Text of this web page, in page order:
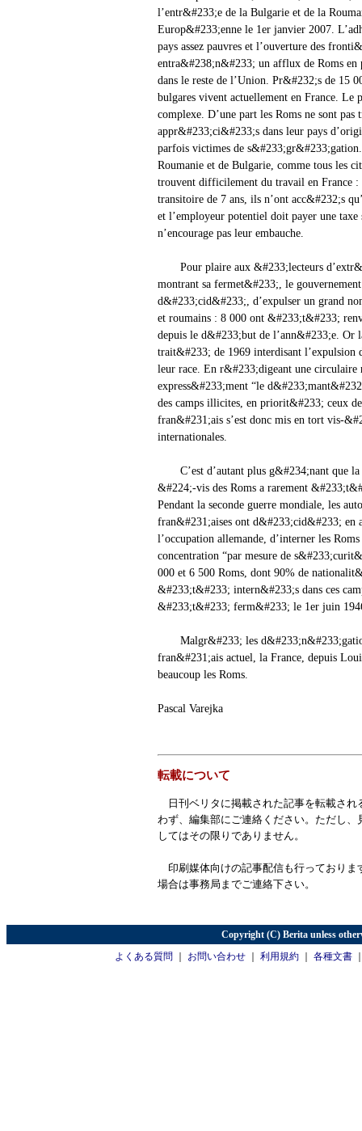
l’entr&#233;e de la Bulgarie et de la
Europ&#233;enne le 1er janvier 2007.
pays assez pauvres et l’ouverture des
entra&#238;n&#233; un afflux de Roms en
dans le reste de l’Union. Pr&#232;s de 15
bulgares vivent actuellement en France. Le
complexe. D’une part les Roms ne sont pas
appr&#233;ci&#233;s dans leur pays
parfois victimes de
Roumanie et de Bulgarie, comme tous les
trouvent difficilement du travail en France :
transitoire de 7 ans, ils n’ont acc&#232;s
et l’employeur potentiel doit payer une
n’encourage pas leur embauche.
Pour plaire aux &#233;lecteurs
montrant sa fermet&#233;, le
d&#233;cid&#233;, d’expulser un grand
et roumains : 8 000 ont &#233;t&#233;
depuis le d&#233;but de l’ann&#233;e. Or
trait&#233; de 1969 interdisant l’expulsion
leur race. En r&#233;digeant une circulaire
express&#233;ment “le
des camps illicites, en priorit&#233; ceux
fran&#231;ais s’est donc mis en tort vis-
internationales.
C’est d’autant plus g&#234;nant que la
&#224;-vis des Roms a rarement
Pendant la seconde guerre mondiale, les
fran&#231;aises ont d&#233;cid&#233; en
l’occupation allemande, d’interner les Roms
concentration “par mesure de
000 et 6 500 Roms, dont 90% de
&#233;t&#233; intern&#233;s dans ces
&#233;t&#233; ferm&#233; le 1er juin
Malgr&#233; les
fran&#231;ais actuel, la France, depuis
beaucoup les Roms.
Pascal Varejka
転載について
日刊ベリタに掲載された記事を転載され
わず、編集部にご連絡ください。ただし
してはその限りでありません。
印刷媒体向けの記事配信も行っておりま
場合は事務局までご連絡下さい。
Copyright (C) Berita unless
よくある質問
お問い合わせ 利用規約 各種文書